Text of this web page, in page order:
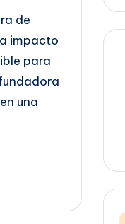
de
impacto
para
una